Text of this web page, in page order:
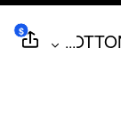
...
$